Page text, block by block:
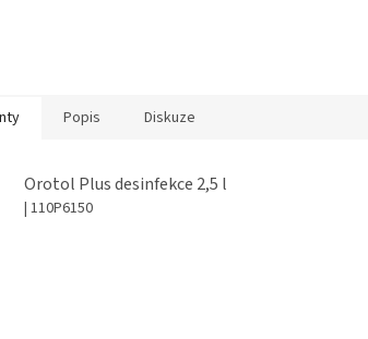
Popis Diskuze
Orotol Plus desinfekce 2,5 l
| 110P6150